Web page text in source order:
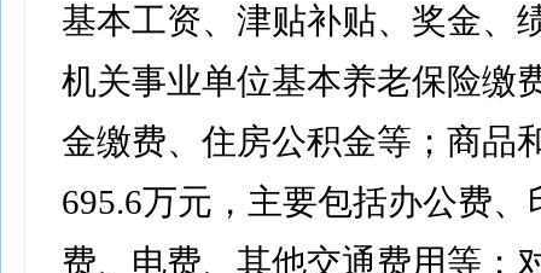
基本工资、津贴补贴、奖金、
机关事业单位基本养老保险缴
金缴费、住房公积金等；商品
695.6万元，主要包括办公费、
费、电费、其他交通费用等；